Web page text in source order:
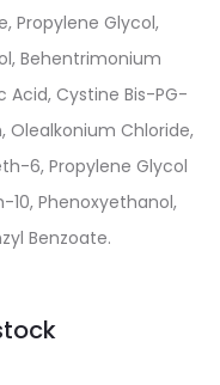
Propylene Glycol,
Behentrimonium
Cystine Bis-PG-
Olealkonium Chloride,
6, Propylene Glycol
Phenoxyethanol,
Benzoate.